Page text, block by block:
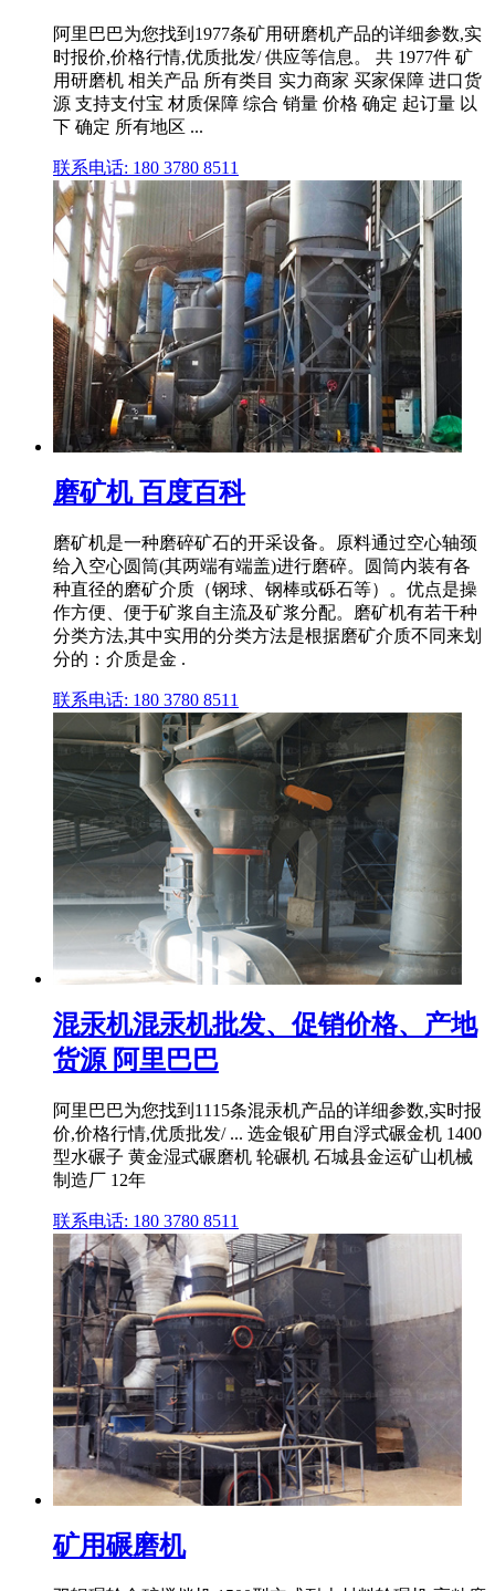
阿里巴巴为您找到1977条矿用研磨机产品的详细参数,实
时报价,价格行情,优质批发/ 供应等信息。 共 1977件 矿
用研磨机 相关产品 所有类目 实力商家 买家保障 进口货
源 支持支付宝 材质保障 综合 销量 价格 确定 起订量 以
下 确定 所有地区 ...
联系电话: 180 3780 8511
磨矿机 百度百科
磨矿机是一种磨碎矿石的开采设备。原料通过空心轴颈
给入空心圆筒(其两端有端盖)进行磨碎。圆筒内装有各
种直径的磨矿介质（钢球、钢棒或砾石等）。优点是操
作方便、便于矿浆自主流及矿浆分配。磨矿机有若干种
分类方法,其中实用的分类方法是根据磨矿介质不同来划
分的：介质是金 .
联系电话: 180 3780 8511
混汞机混汞机批发、促销价格、产地
货源 阿里巴巴
阿里巴巴为您找到1115条混汞机产品的详细参数,实时报
价,价格行情,优质批发/ ... 选金银矿用自浮式碾金机 1400
型水碾子 黄金湿式碾磨机 轮碾机 石城县金运矿山机械
制造厂 12年
联系电话: 180 3780 8511
矿用碾磨机